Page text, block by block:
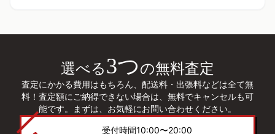
選べる3つの無料査定
査定にかかる費用はもちろん、配送料・出張料などは全て無
料！査定額にご納得できない場合は、無料でキャンセルも可
能です。まずは、お気軽にお問い合わせください。
受付時間10:00〜20:00